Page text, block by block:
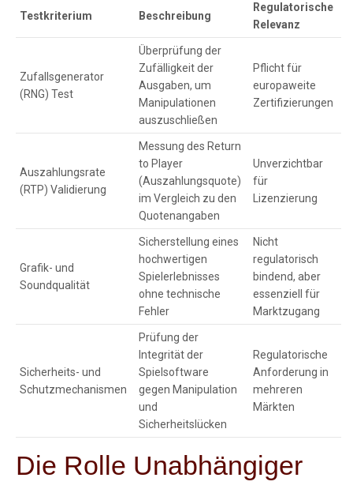
Testkriterium Beschreibung
Regulatorische
Relevanz
Zufallsgenerator
(RNG) Test
Überprüfung der
Zufälligkeit der
Ausgaben, um
Manipulationen
auszuschließen
Pflicht für
europaweite
Zertifizierungen
Auszahlungsrate
(RTP) Validierung
Messung des Return
to Player
(Auszahlungsquote)
im Vergleich zu den
Quotenangaben
Unverzichtbar
für
Lizenzierung
Grafik- und
Soundqualität
Sicherstellung eines
hochwertigen
Spielerlebnisses
ohne technische
Fehler
Nicht
regulatorisch
bindend, aber
essenziell für
Marktzugang
Sicherheits- und
Schutzmechanismen
Prüfung der
Integrität der
Spielsoftware
gegen Manipulation
und
Sicherheitslücken
Regulatorische
Anforderung in
mehreren
Märkten
Die Rolle Unabhängiger